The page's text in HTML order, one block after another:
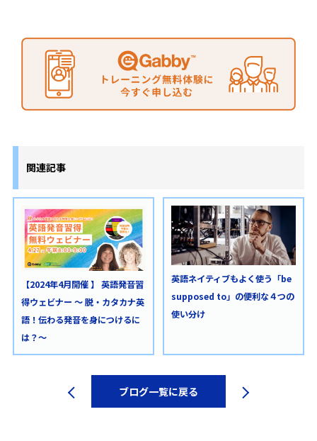
関連記事
【2024年4月開催 】 英語発音習
得ウェビナー ～ 脱・カタカナ英
語！伝わる発音を身につけるに
は？〜
英語ネイティブもよく使う「be
supposed to」の便利な４つの
使い分け
ブログ一覧に戻る